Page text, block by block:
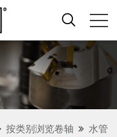
按类别浏览卷轴
水管